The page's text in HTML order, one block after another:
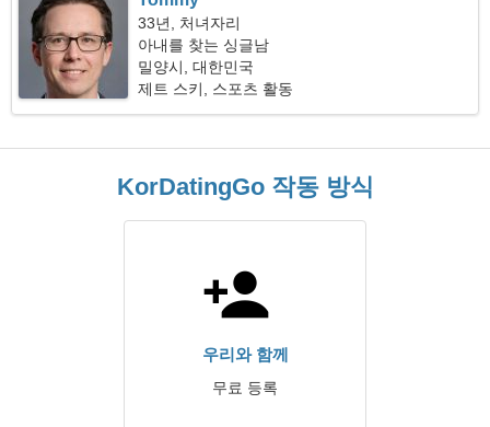
33년, 처녀자리
아내를 찾는 싱글남
밀양시, 대한민국
제트 스키, 스포츠 활동
KorDatingGo 작동 방식
우리와 함께
무료 등록